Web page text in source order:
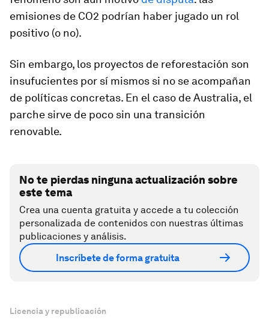
emisiones de CO2 podrían haber jugado un rol
positivo (o no).
Sin embargo, los proyectos de reforestación son
insufucientes por sí mismos si no se acompañan
de políticas concretas. En el caso de Australia, el
parche sirve de poco sin una transición
renovable.
No te pierdas ninguna actualización sobre
este tema
Crea una cuenta gratuita y accede a tu colección
personalizada de contenidos con nuestras últimas
publicaciones y análisis.
Inscríbete de forma gratuita
Licencia y republicación